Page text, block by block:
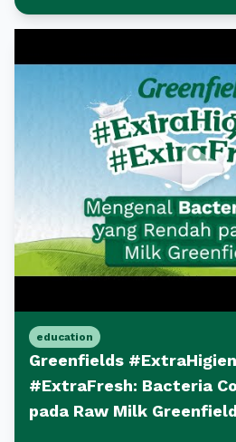
education
Greenfields
#ExtraFresh: Bacteria
pada Raw Milk